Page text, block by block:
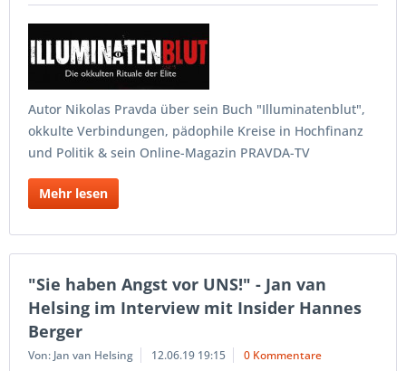
Autor Nikolas Pravda über sein Buch "Illuminatenblut",
okkulte Verbindungen, pädophile Kreise in Hochfinanz
und Politik & sein Online-Magazin PRAVDA-TV
Mehr lesen
"Sie haben Angst vor UNS!" - Jan van
Helsing im Interview mit Insider Hannes
Berger
Von: Jan van Helsing 12.06.19 19:15 0 Kommentare